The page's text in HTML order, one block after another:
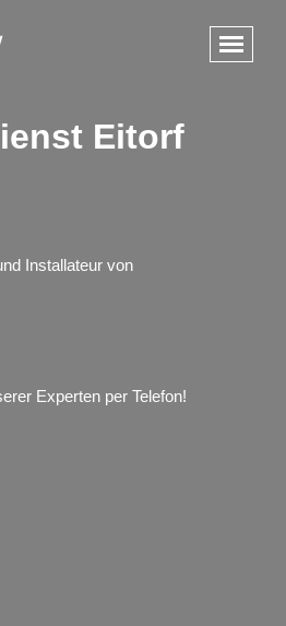
Eitorf
Installateur von
Experten per Telefon!